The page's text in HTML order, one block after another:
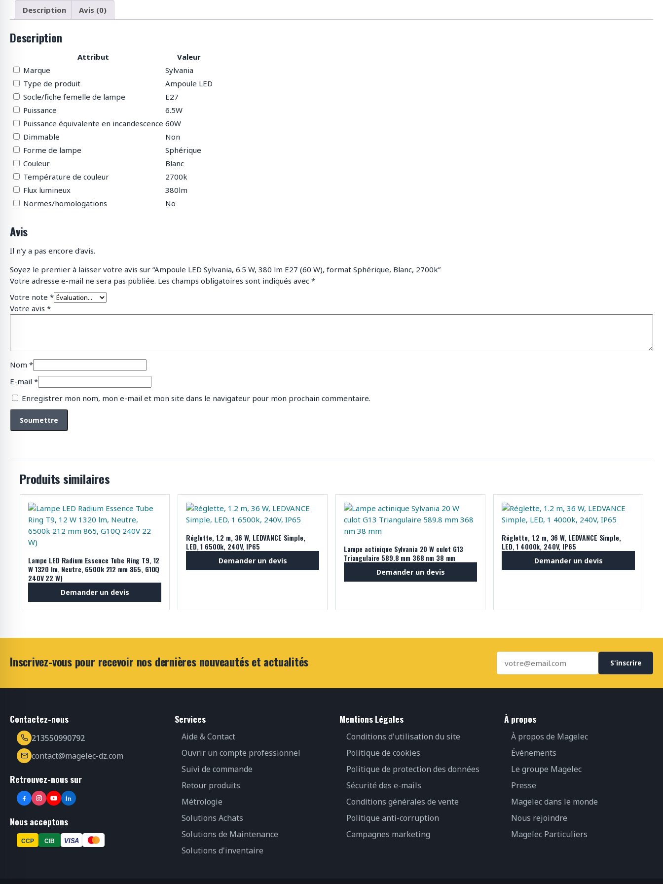
r
s
Description Avis (0)
Description
Attribut
Valeur
Marque
Sylvania
Type de produit
Ampoule LED
Socle/fiche femelle de lampe
E27
Puissance
6.5W
Puissance équivalente en incandescence 60W
Dimmable
Non
Forme de lampe
Sphérique
Couleur
Blanc
Température de couleur
2700k
Flux lumineux
380lm
Normes/homologations
No
Avis
Il n’y a pas encore d’avis.
Soyez le premier à laisser votre avis sur “Ampoule LED Sylvania, 6.5 W, 380 lm E27 (60 W), format Sphérique, Blanc, 2700k”
Votre adresse e-mail ne sera pas publiée. Les champs obligatoires sont indiqués avec *
Votre note *
Votre avis *
Nom *
E-mail *
Enregistrer mon nom, mon e-mail et mon site dans le navigateur pour mon prochain commentaire.
Produits similaires
Lampe LED Radium Essence Tube Ring T9, 12
W 1320 lm, Neutre, 6500k 212 mm 865, G10Q
240V 22 W)
Demander un devis
Réglette, 1.2 m, 36 W, LEDVANCE Simple,
LED, 1 6500k, 240V, IP65
Demander un devis
Lampe actinique Sylvania 20 W culot G13
Triangulaire 589.8 mm 368 nm 38 mm
Demander un devis
Réglette, 1.2 m, 36 W, LEDVANCE Simple,
LED, 1 4000k, 240V, IP65
Demander un devis
Inscrivez-vous pour recevoir nos dernières nouveautés et actualités S'inscrire
Contactez-nous
213550990792
contact@magelec-dz.com
Retrouvez-nous sur
Nous acceptons
CCP CIB VISA
Services
Aide & Contact
Ouvrir un compte professionnel
Suivi de commande
Retour produits
Métrologie
Solutions Achats
Solutions de Maintenance
Solutions d'inventaire
Mentions Légales
Conditions d'utilisation du site
Politique de cookies
Politique de protection des données
Sécurité des e-mails
Conditions générales de vente
Politique anti-corruption
Campagnes marketing
À propos
À propos de Magelec
Événements
Le groupe Magelec
Presse
Magelec dans le monde
Nous rejoindre
Magelec Particuliers